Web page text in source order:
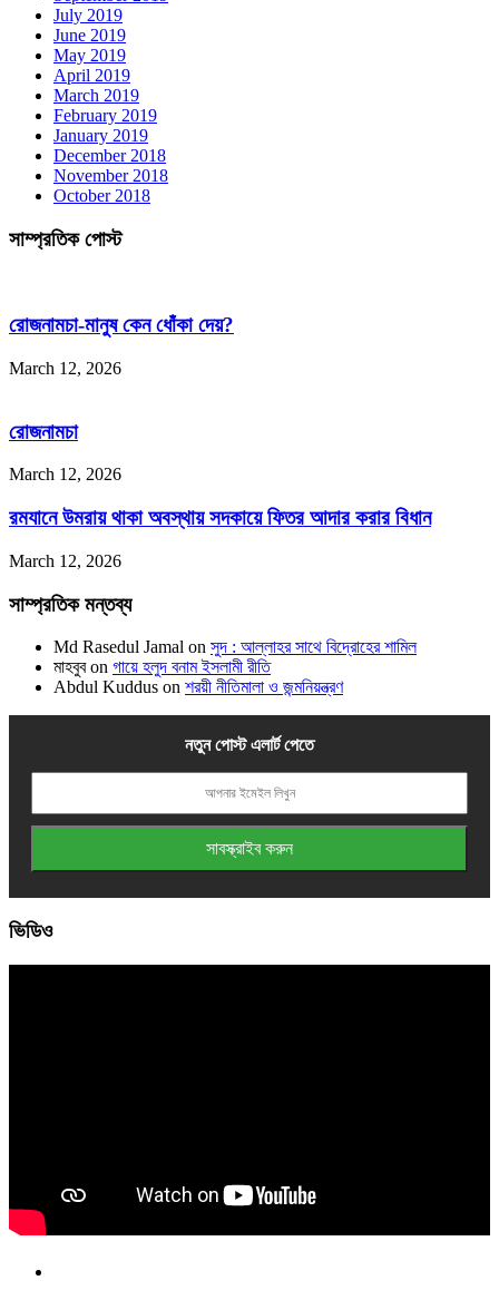
July 2019
June 2019
May 2019
April 2019
March 2019
February 2019
January 2019
December 2018
November 2018
October 2018
সাম্প্রতিক পোস্ট
রোজনামচা-মানুষ কেন ধোঁকা দেয়?
March 12, 2026
রোজনামচা
March 12, 2026
রমযানে উমরায় থাকা অবস্থায় সদকায়ে ফিতর আদার করার বিধান
March 12, 2026
সাম্প্রতিক মন্তব্য
Md Rasedul Jamal on সুদ : আল্লাহর সাথে বিদ্রোহের শামিল
মাহবুবon গায়ে হলুদ বনাম ইসলামী রীতি
Abdul Kuddus on শরয়ী নীতিমালা ও জন্মনিয়ন্ত্রণ
নতুন পোস্ট এলার্ট পেতে
ভিডিও